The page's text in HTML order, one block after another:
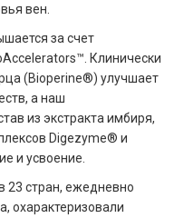
вен.
за счет
Клинически
(Bioperine®) улучшает
а наш
из экстракта имбиря,
Digezyme® и
и усвоение.
23 стран, ежедневно
охарактеризовали